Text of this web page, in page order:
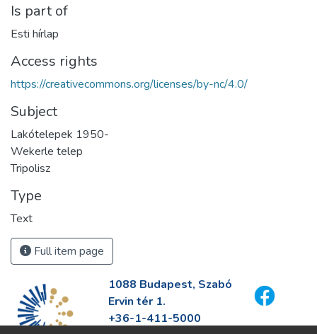
Is part of
Esti hírlap
Access rights
https://creativecommons.org/licenses/by-nc/4.0/
Subject
Lakótelepek 1950-
Wekerle telep
Tripolisz
Type
Text
Full item page
1088 Budapest, Szabó
Ervin tér 1.
+36-1-411-5000